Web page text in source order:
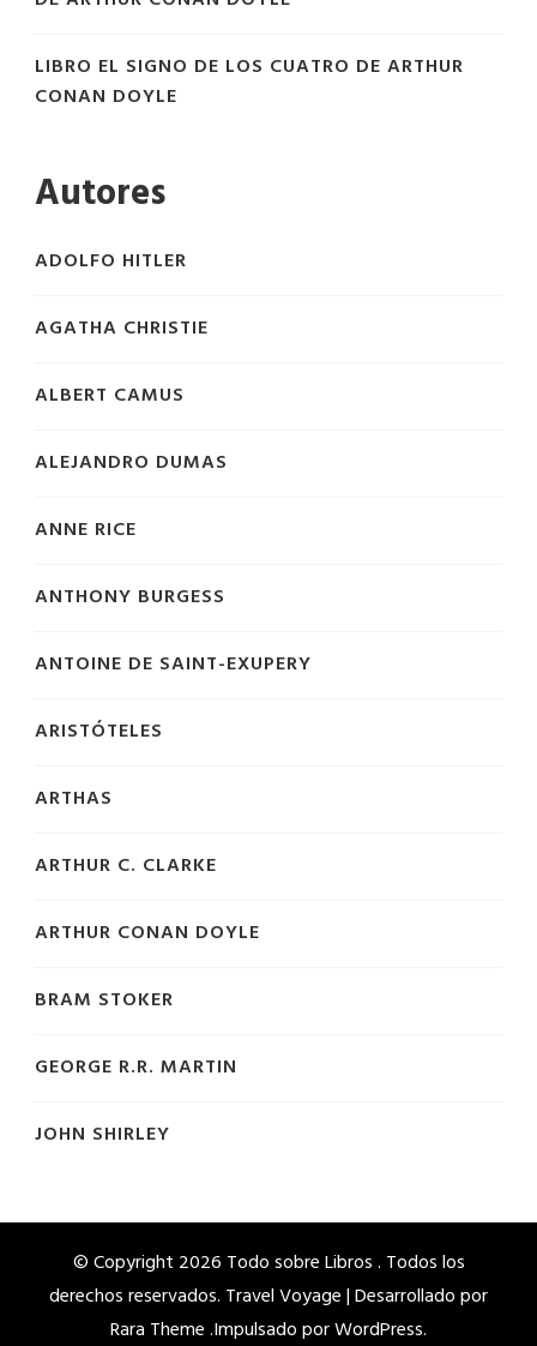
LIBRO EL SIGNO DE LOS CUATRO DE ARTHUR
CONAN DOYLE
Autores
ADOLFO HITLER
AGATHA CHRISTIE
ALBERT CAMUS
ALEJANDRO DUMAS
ANNE RICE
ANTHONY BURGESS
ANTOINE DE SAINT-EXUPERY
ARISTÓTELES
ARTHAS
ARTHUR C. CLARKE
ARTHUR CONAN DOYLE
BRAM STOKER
GEORGE R.R. MARTIN
JOHN SHIRLEY
© Copyright 2026 Todo sobre Libros. Todos los
derechos reservados. Travel Voyage | Desarrollado por
Rara Theme.Impulsado porWordPress.